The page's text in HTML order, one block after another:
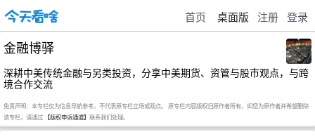
首页 桌面版 注册 登录
金融博驿
深耕中美传统金融与另类投资，分享中美期货、资管与股市观点，与跨
境合作交流
免责声明：本专栏仅为信息导航参考，不代表原专栏立场或观点。 原专栏内容版权归原作者所有，如您为原作者并希望删除
该专栏，请通过 【版权申诉通道】 联系我们处理。